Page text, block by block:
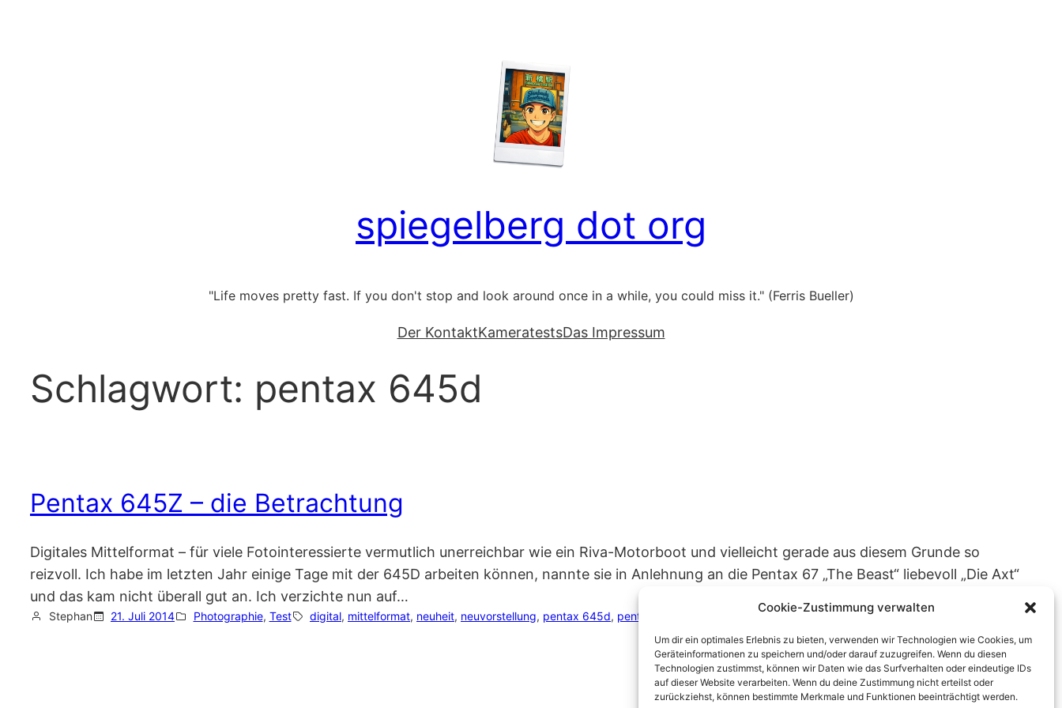
Cookie-Zustimmung verwalten
Um dir ein optimales Erlebnis zu bieten, verwenden wir Technologien wie Cookies, um
Geräteinformationen zu speichern und/oder darauf zuzugreifen. Wenn du diesen
Technologien zustimmst, können wir Daten wie das Surfverhalten oder eindeutige IDs
auf dieser Website verarbeiten. Wenn du deine Zustimmung nicht erteilst oder
zurückziehst, können bestimmte Merkmale und Funktionen beeinträchtigt werden.
spiegelberg dot org
"Life moves pretty fast. If you don't stop and look around once in a while, you could miss it." (Ferris Bueller)
Der KontaktKameratestsDas Impressum
Schlagwort: pentax 645d
Pentax 645Z – die Betrachtung
Digitales Mittelformat – für viele Fotointeressierte vermutlich unerreichbar wie ein Riva-Motorboot und vielleicht gerade aus diesem Grunde so
reizvoll. Ich habe im letzten Jahr einige Tage mit der 645D arbeiten können, nannte sie in Anlehnung an die Pentax 67 „The Beast“ liebevoll „Die Axt“
und das kam nicht überall gut an. Ich verzichte nun auf…
Stephan 21. Juli 2014 Photographie, Test digital, mittelformat, neuheit, neuvorstellung, pentax 645d, pentax 645z